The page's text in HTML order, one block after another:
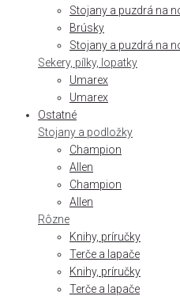
Stojany a puzdrá na
Brúsky
Stojany a puzdrá na
Sekery, pílky, lopatky
Umarex
Umarex
Ostatné
Stojany a podložky
Champion
Allen
Champion
Allen
Rôzne
Knihy, príručky
Terče a lapače
Knihy, príručky
Terče a lapače